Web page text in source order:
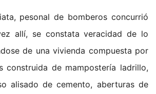
pesonal de bomberos concurrió
allí, se constata veracidad de lo
de una vivienda compuesta por
construida de mampostería ladrillo,
alisado de cemento, aberturas de